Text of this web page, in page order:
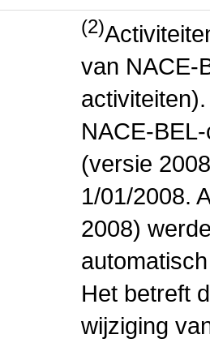
(2)
van NACE-
NACE-
(versie
1/01/2008.
2008)
Het betreft
wijziging